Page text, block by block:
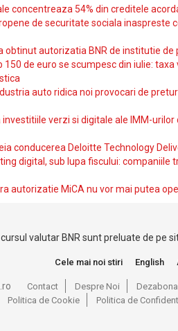
concentreaza 54% din creditele
de securitate sociala inaspreste
obtinut autorizatia BNR de institutie de
150 de euro se scumpesc din iulie:
auto ridica noi provocari de
verzi si digitale ale IMM-
conducerea Deloitte Technology
digital, sub lupa fiscului: companiile
autorizatie MiCA nu vor mai putea
valutar BNR sunt preluate de pe
Cele mai noi stiri English
Contact Despre Noi
Politica de Cookie
Politica de